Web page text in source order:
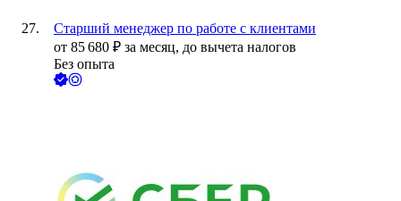
Старший менеджер по работе с клиентами
от 85 680 ₽ за месяц, до вычета налогов
Без опыта